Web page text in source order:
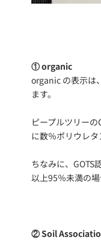
① organic
organic の表示は
ます。
ピープルツリー
に数％ポリウレ
ちなみに、GOTS
以上95％未満の
② Soil